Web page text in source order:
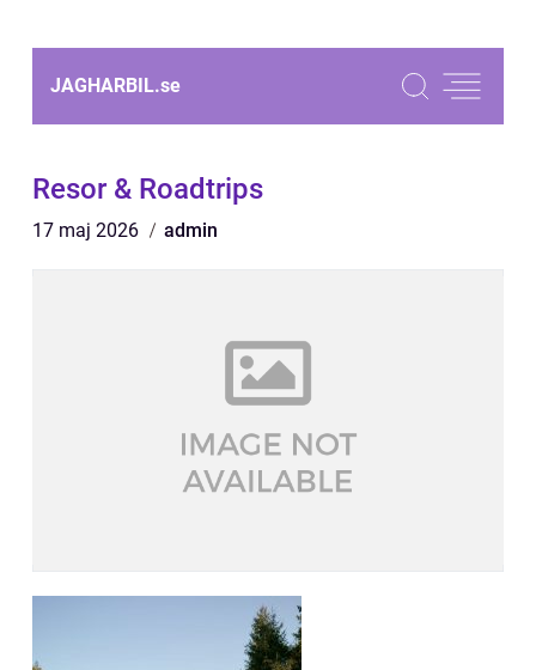
JAGHARBIL.se
Resor & Roadtrips
17 maj 2026 admin